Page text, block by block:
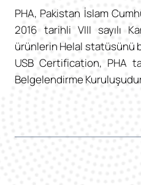
PHA, Pakistan İslam
2016 tarihli VIII sayılı
ürünlerin Helal statüsünü
USB Certification, PHA
Belgelendirme